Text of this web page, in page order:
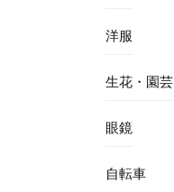
洋服
生花・園芸
眼鏡
自転車